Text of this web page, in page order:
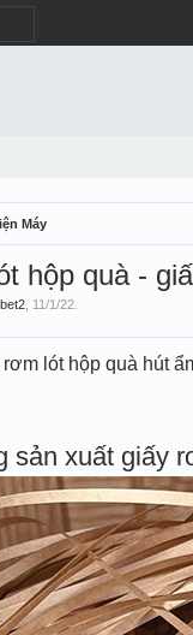
Máy
hộp quà -
11/1/22
lót hộp quà hút
sản xuất giấy